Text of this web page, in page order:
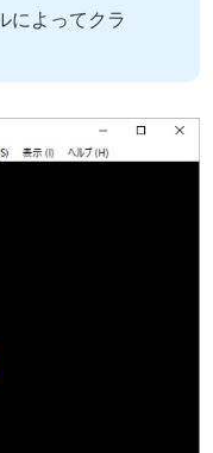
によってクラ